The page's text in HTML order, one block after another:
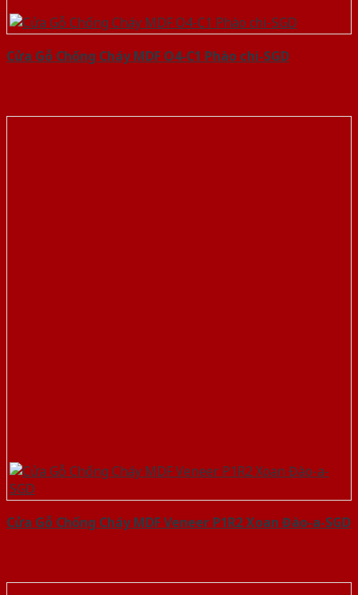
Cửa Gỗ Chống Cháy MDF O4-C1 Phào chi-SGD
Cửa Gỗ Chống Cháy MDF Veneer P1R2 Xoan Đào-a-SGD